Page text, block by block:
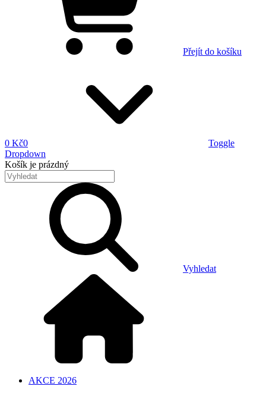
Přejít do košíku
0 Kč0
Toggle
Dropdown
Košík je prázdný
Vyhledat
AKCE 2026